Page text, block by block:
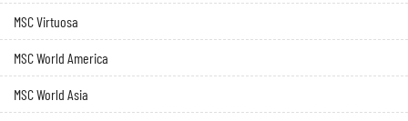
MSC Virtuosa
MSC World America
MSC World Asia